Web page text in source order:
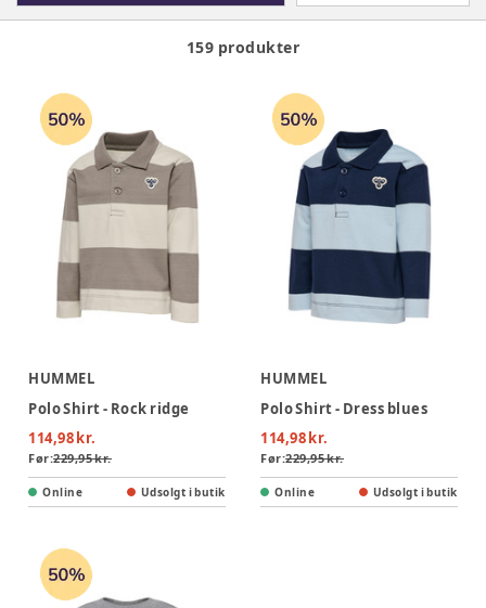
159 produkter
HUMMEL
Polo Shirt - Rock ridge
114,98 kr.
Før:229,95 kr.
Online Udsolgt i butik
HUMMEL
Polo Shirt - Dress blues
114,98 kr.
Før:229,95 kr.
Online Udsolgt i butik